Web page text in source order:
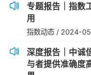
专题报告｜指数
用
指数动态/ 2024-
深度报告｜中
与者提供准确度